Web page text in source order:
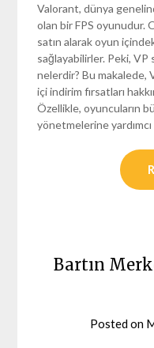
Valorant, dünya
olan bir FPS oyunudur.
satın alarak oyun
sağlayabilirler. Peki, VP
nelerdir? Bu makalede,
içi indirim fırsatları
Özellikle, oyuncuların
yönetmelerine
Bartın
Posted on